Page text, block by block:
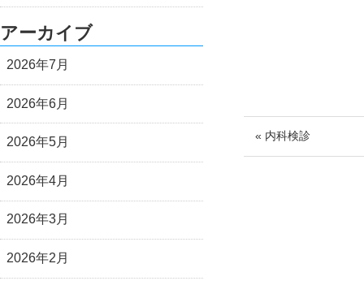
« 内科検診
アーカイブ
2026年7月
2026年6月
2026年5月
2026年4月
2026年3月
2026年2月